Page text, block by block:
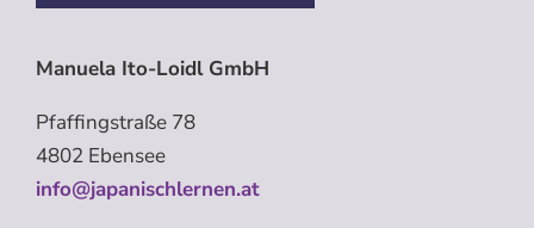
Manuela Ito-Loidl GmbH
Pfaffingstraße 78
4802 Ebensee
info@japanischlernen.at